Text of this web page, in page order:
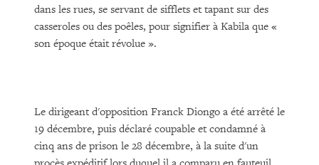
dans les rues, se servant de sifflets et tapant sur des
casseroles ou des poêles, pour signifier à Kabila que «
son époque était révolue ».
Le dirigeant d'opposition Franck Diongo a été arrêté le
19 décembre, puis déclaré coupable et condamné à
cinq ans de prison le 28 décembre, à la suite d'un